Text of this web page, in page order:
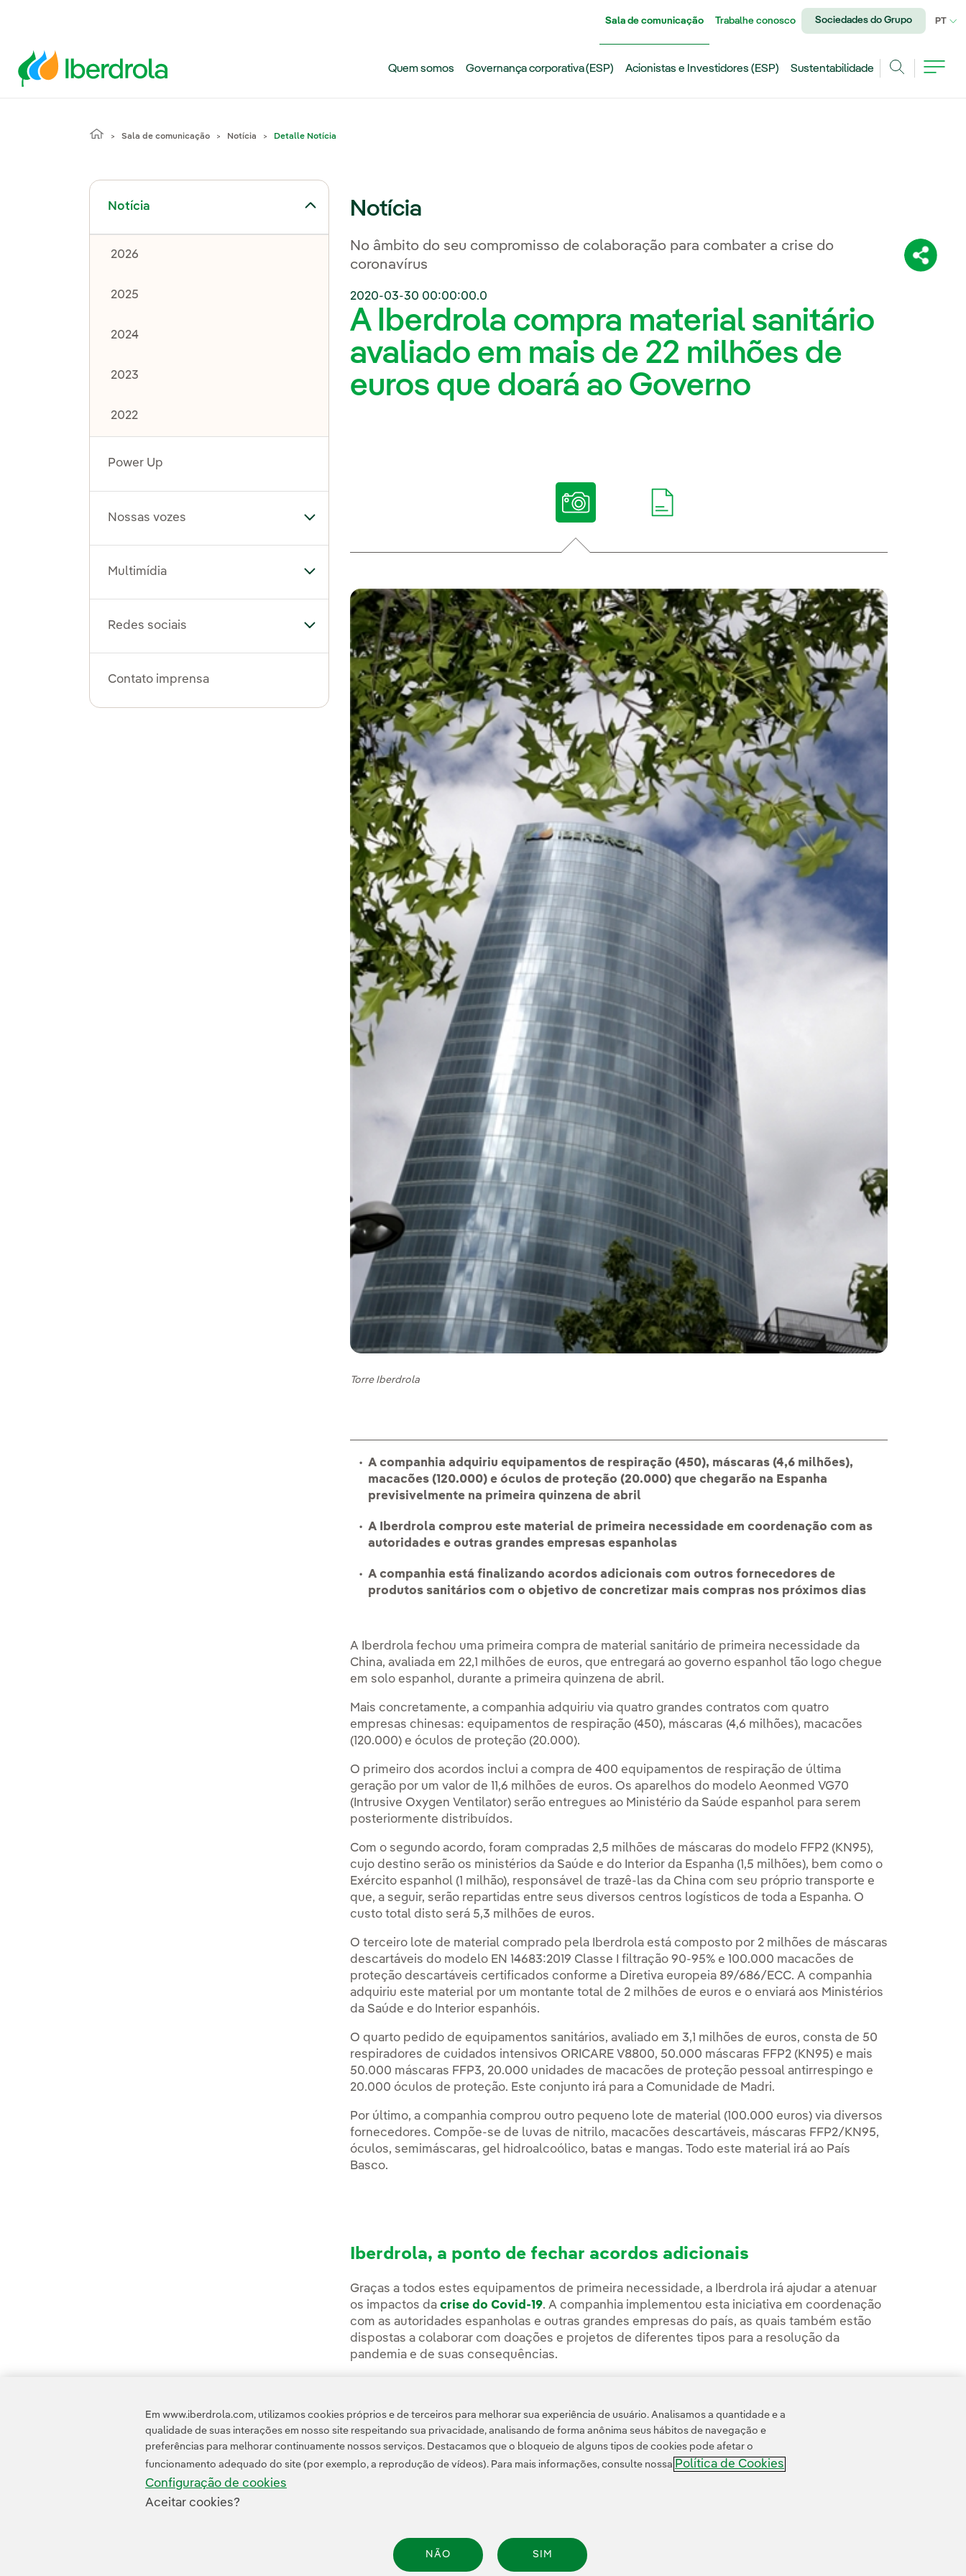
Sala de comunicação Trabalhe conosco Sociedades do Grupo PT
Quem somos Governança corporativa (ESP) Acionistas e Investidores (ESP)
Sustentabilidade
Sala de comunicação Notícia Detalle Notícia
Notícia
Alternar submenu de Notícia
2026
2025
2024
2023
2022
Power Up
Nossas vozes Alternar submenu de Nossas vozes
Multimídia Alternar submenu de Multimídia
Redes sociais Alternar submenu de Redes sociais
Contato imprensa
Notícia
No âmbito do seu compromisso de colaboração para combater a crise do
coronavírus
2020-03-30 00:00:00.0
A Iberdrola compra material sanitário
avaliado em mais de 22 milhões de
euros que doará ao Governo
Torre Iberdrola
A companhia adquiriu equipamentos de respiração (450), máscaras (4,6 milhões),
macacões (120.000) e óculos de proteção (20.000) que chegarão na Espanha
previsivelmente na primeira quinzena de abril
A Iberdrola comprou este material de primeira necessidade em coordenação com as
autoridades e outras grandes empresas espanholas
A companhia está finalizando acordos adicionais com outros fornecedores de
produtos sanitários com o objetivo de concretizar mais compras nos próximos dias
A Iberdrola fechou uma primeira compra de material sanitário de primeira necessidade da
China, avaliada em 22,1 milhões de euros, que entregará ao governo espanhol tão logo chegue
em solo espanhol, durante a primeira quinzena de abril.
Mais concretamente, a companhia adquiriu via quatro grandes contratos com quatro
empresas chinesas: equipamentos de respiração (450), máscaras (4,6 milhões), macacões
(120.000) e óculos de proteção (20.000).
O primeiro dos acordos inclui a compra de 400 equipamentos de respiração de última
geração por um valor de 11,6 milhões de euros. Os aparelhos do modelo Aeonmed VG70
(Intrusive Oxygen Ventilator) serão entregues ao Ministério da Saúde espanhol para serem
posteriormente distribuídos.
Com o segundo acordo, foram compradas 2,5 milhões de máscaras do modelo FFP2 (KN95),
cujo destino serão os ministérios da Saúde e do Interior da Espanha (1,5 milhões), bem como o
Exército espanhol (1 milhão), responsável de trazê-las da China com seu próprio transporte e
que, a seguir, serão repartidas entre seus diversos centros logísticos de toda a Espanha. O
custo total disto será 5,3 milhões de euros.
O terceiro lote de material comprado pela Iberdrola está composto por 2 milhões de máscaras
descartáveis do modelo EN 14683:2019 Classe I filtração 90-95% e 100.000 macacões de
proteção descartáveis certificados conforme a Diretiva europeia 89/686/ECC. A companhia
adquiriu este material por um montante total de 2 milhões de euros e o enviará aos Ministérios
da Saúde e do Interior espanhóis.
O quarto pedido de equipamentos sanitários, avaliado em 3,1 milhões de euros, consta de 50
respiradores de cuidados intensivos ORICARE V8800, 50.000 máscaras FFP2 (KN95) e mais
50.000 máscaras FFP3, 20.000 unidades de macacões de proteção pessoal antirrespingo e
20.000 óculos de proteção. Este conjunto irá para a Comunidade de Madri.
Por último, a companhia comprou outro pequeno lote de material (100.000 euros) via diversos
fornecedores. Compõe-se de luvas de nitrilo, macacões descartáveis, máscaras FFP2/KN95,
óculos, semimáscaras, gel hidroalcoólico, batas e mangas. Todo este material irá ao País
Basco.
Iberdrola, a ponto de fechar acordos adicionais
Graças a todos estes equipamentos de primeira necessidade, a Iberdrola irá ajudar a atenuar
os impactos dacrise do Covid-19. A companhia implementou esta iniciativa em coordenação
com as autoridades espanholas e outras grandes empresas do país, as quais também estão
dispostas a colaborar com doações e projetos de diferentes tipos para a resolução da
pandemia e de suas consequências.
compras de equipamentos necessários para o país neste momento de crise.
Transparência no uso da IA Configuração de cookies
Em www.iberdrola.com, utilizamos cookies próprios e de terceiros para melhorar sua experiência de usuário. Analisamos a quantidade e a
qualidade de suas interações em nosso site respeitando sua privacidade, analisando de forma anônima seus hábitos de navegação e
preferências para melhorar continuamente nossos serviços. Destacamos que o bloqueio de alguns tipos de cookies pode afetar o
funcionamento adequado do site (por exemplo, a reprodução de vídeos). Para mais informações, consulte nossa Política de Cookies
Configuração de cookies
Aceitar cookies?
NÃO SIM